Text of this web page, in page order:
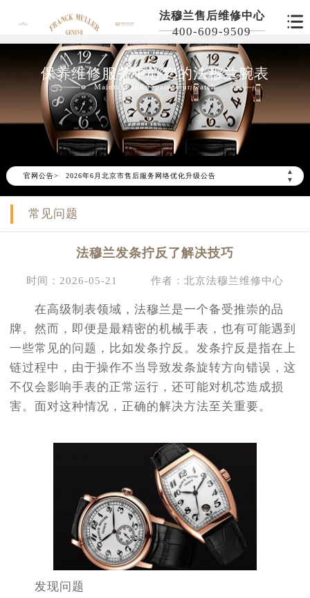
法穆兰售后维修中心
400-609-9509
保养维修服务中心您的法穆兰腕表
Maintain and repair your watch
官网公告>
▲
▼
2026年6月北京市售后服务网络优化升级公告
2026年6月北京市官方售后客户服务热线：
2026年6月售后服务中心最新网点地址：
节假日正常营业！
常见问题
法穆兰发条拧反了解决技巧
时间：2026-05-21 作者：北京法穆兰维修中心
在高级制表领域，法穆兰是一个备受推崇的品
牌。然而，即便是最精密的机械手表，也有可能遇到
一些常见的问题，比如发条拧反。发条拧反是指在上
链过程中，由于操作不当导致发条旋转方向错误，这
不仅会影响手表的正常运行，还可能对机芯造成损
害。面对这种情况，正确的解决方法至关重要。
发现问题